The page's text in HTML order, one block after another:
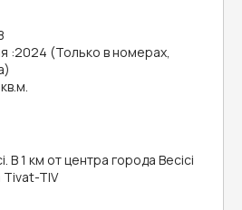
:2024 (Только в номерах,
В 1 км от центра города Becici
Tivat-TIV